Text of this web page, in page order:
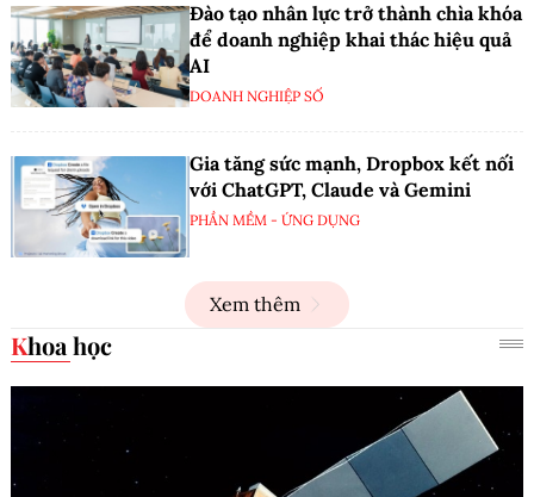
Đào tạo nhân lực trở thành chìa khóa
để doanh nghiệp khai thác hiệu quả
AI
DOANH NGHIỆP SỐ
Gia tăng sức mạnh, Dropbox kết nối
với ChatGPT, Claude và Gemini
PHẦN MỀM - ỨNG DỤNG
Xem thêm
Khoa học